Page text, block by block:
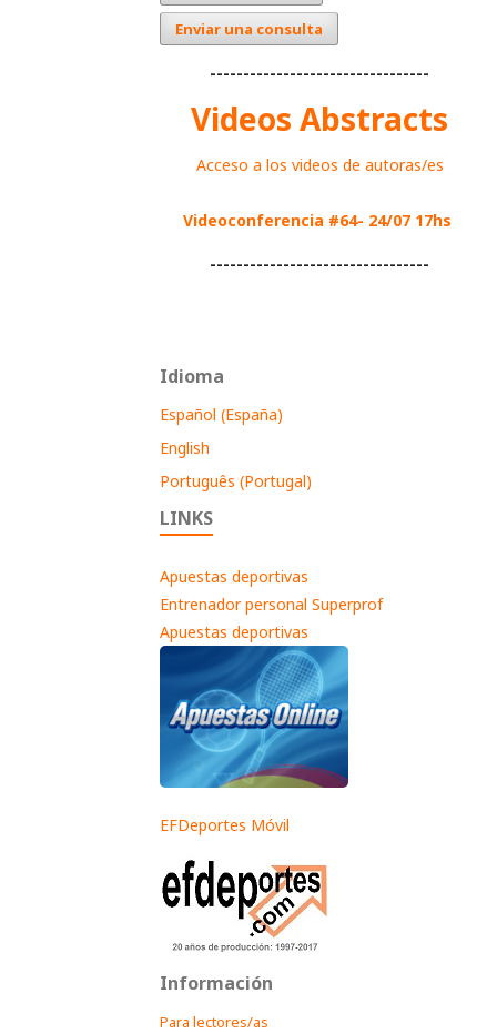
Enviar una consulta
---------------------------------
Videos Abstracts
Acceso a los videos de autoras/es
Videoconferencia #64- 24/07 17hs
---------------------------------
Idioma
Español (España)
English
Português (Portugal)
LINKS
Apuestas deportivas
Entrenador personal Superprof
Apuestas deportivas
EFDeportes Móvil
Información
Para lectores/as